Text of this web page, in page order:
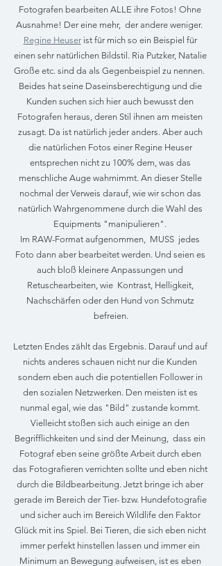
Fotografen bearbeiten ALLE ihre Fotos! Ohne
Ausnahme! Der eine mehr,  der andere weniger.
Regine Heuser ist für mich so ein Beispiel für
einen sehr natürlichen Bildstil. Ria Putzker, Natalie
Große etc. sind da als Gegenbeispiel zu nennen.
Beides hat seine Daseinsberechtigung und die
Kunden suchen sich hier auch bewusst den
Fotografen heraus, deren Stil ihnen am meisten
zusagt. Da ist natürlich jeder anders. Aber auch
die natürlichen Fotos einer Regine Heuser
entsprechen nicht zu 100% dem, was das
menschliche Auge wahrnimmt. An dieser Stelle
nochmal der Verweis darauf, wie wir schon das
natürlich Wahrgenommene durch die Wahl des
Equipments "manipulieren".
Im RAW-Format aufgenommen,  MUSS  jedes
Foto dann aber bearbeitet werden. Und seien es
auch bloß kleinere Anpassungen und
Retuschearbeiten, wie  Kontrast, Helligkeit,
Nachschärfen oder den Hund von Schmutz
befreien.
Letzten Endes zählt das Ergebnis. Darauf und auf
nichts anderes schauen nicht nur die Kunden
sondern eben auch die potentiellen Follower in
den sozialen Netzwerken. Den meisten ist es
nunmal egal, wie das "Bild" zustande kommt.
Vielleicht stoßen sich auch einige an den
Begrifflichkeiten und sind der Meinung,  dass ein
Fotograf eben seine größte Arbeit durch eben
das Fotografieren verrichten sollte und eben nicht
durch die Bildbearbeitung. Jetzt bringe ich aber
gerade im Bereich der Tier- bzw. Hundefotografie
und sicher auch im Bereich Wildlife den Faktor
Glück mit ins Spiel. Bei Tieren, die sich eben nicht
immer perfekt hinstellen lassen und immer ein
Minimum an Bewegung aufweisen, ist es eben